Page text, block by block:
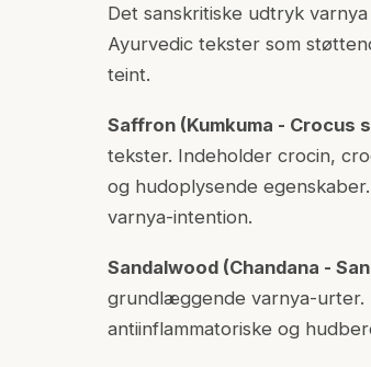
Det sanskritiske udtryk
Ayurvedic tekster som
teint.
Saffron (Kumkuma - Crocus
tekster. Indeholder crocin,
og hudoplysende
varnya-intention.
Sandalwood (Chandana -
grundlæggende varnya-urter.
antiinflammatoriske og